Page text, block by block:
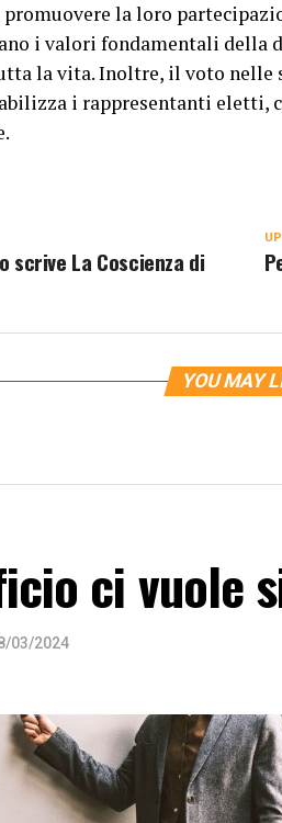
la loro
i valori fondamentali della
la vita. Inoltre, il voto nelle
i rappresentanti eletti,
scrive La Coscienza di
YOU MAY
ci vuole
03/2024